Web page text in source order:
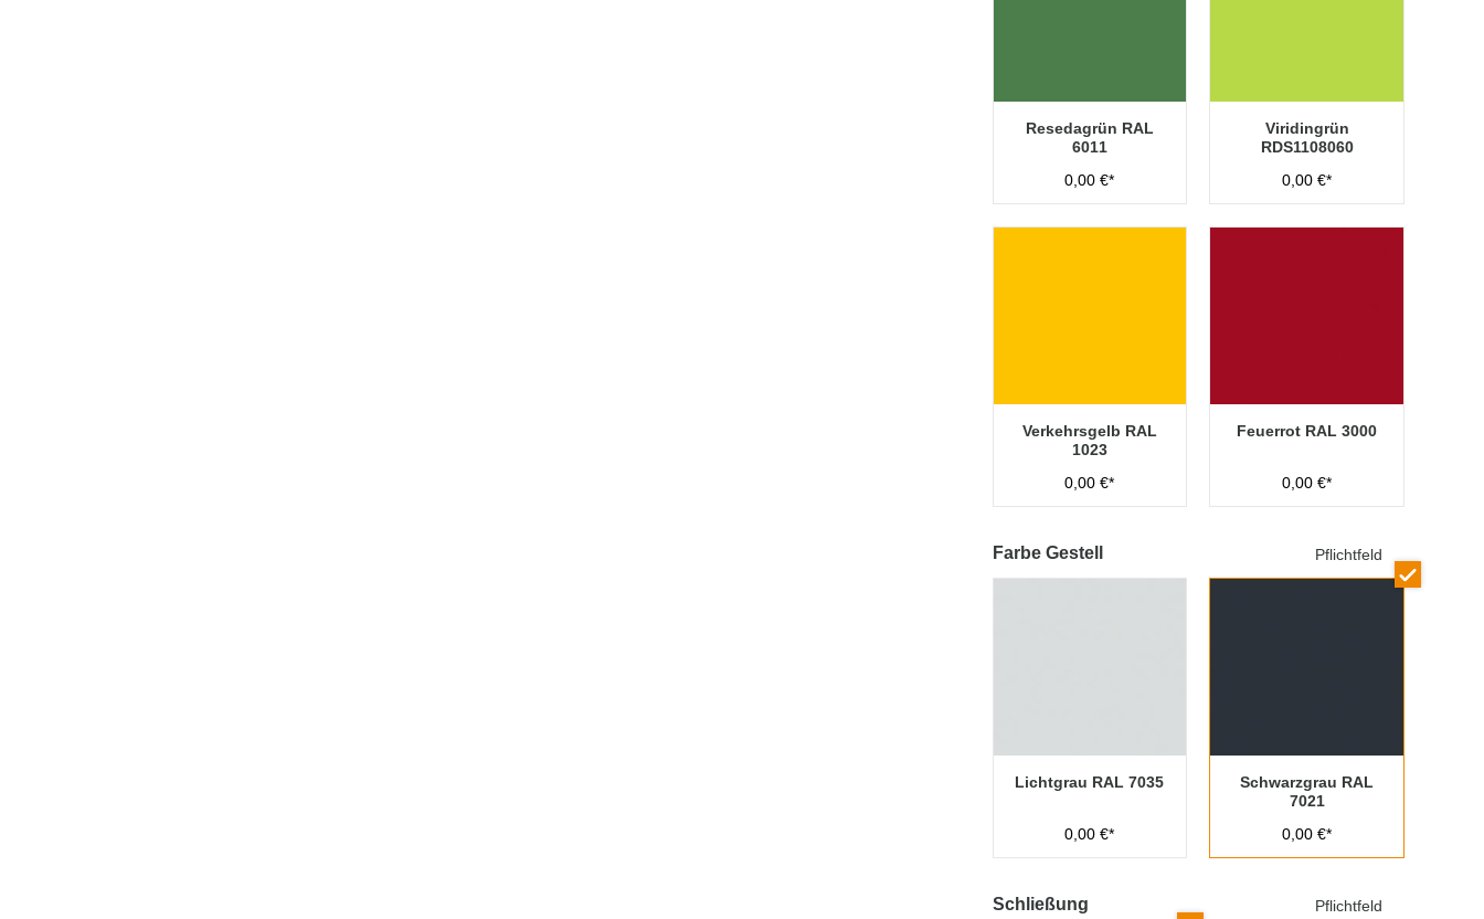
Resedagrün RAL
6011
0,00 €*
Viridingrün
RDS1108060
0,00 €*
Verkehrsgelb RAL
1023
0,00 €*
Feuerrot RAL 3000
0,00 €*
Farbe Gestell Pflichtfeld
Lichtgrau RAL 7035
0,00 €*
Schwarzgrau RAL
7021
0,00 €*
Schließung Pflichtfeld